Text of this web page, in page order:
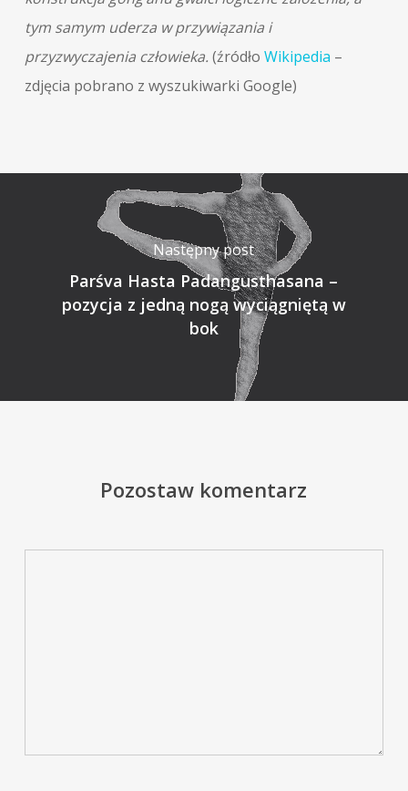
tym samym uderza w przywiązania i
przyzwyczajenia człowieka. (źródło Wikipedia –
zdjęcia pobrano z wyszukiwarki Google)
Następny post
Parśva Hasta Padangusthasana –
pozycja z jedną nogą wyciągniętą w
bok
Pozostaw komentarz